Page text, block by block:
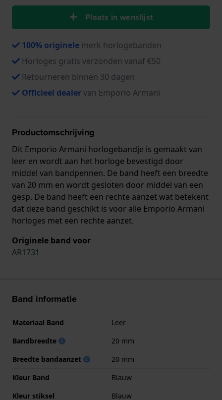
Plaats in wenslijst
100% originele merk horlogebanden
Horloges gratis verzonden vanaf €50
Retourneren binnen 30 dagen
Officieel dealervan Emporio Armani
Productomschrijving
Dit Emporio Armani horlogebandje is gemaakt van
leer en wordt aan het horloge bevestigd door
middel van bandpennen. De band heeft een breedte
van 20 mm en wordt gesloten door middel van een
gesp. De band heeft een rechte aanzet wat betekent
dat deze band geschikt is voor alle Emporio Armani
horloges met een rechte aanzet.
Originele band voor
AR1731
Band informatie
Materiaal Band
Leer
Bandbreedte
20 mm
Breedte bandaanzet
20 mm
Kleur Band
Blauw
Kleur stiksel
Blauw